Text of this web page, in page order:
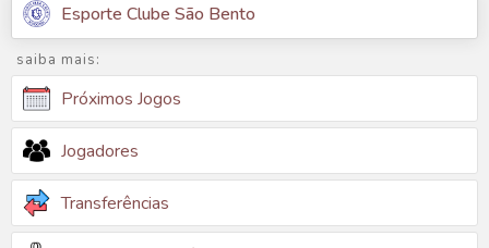
Esporte Clube São Bento
saiba mais:
Próximos Jogos
Jogadores
Transferências